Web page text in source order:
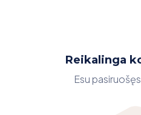
Reikalinga
Esu